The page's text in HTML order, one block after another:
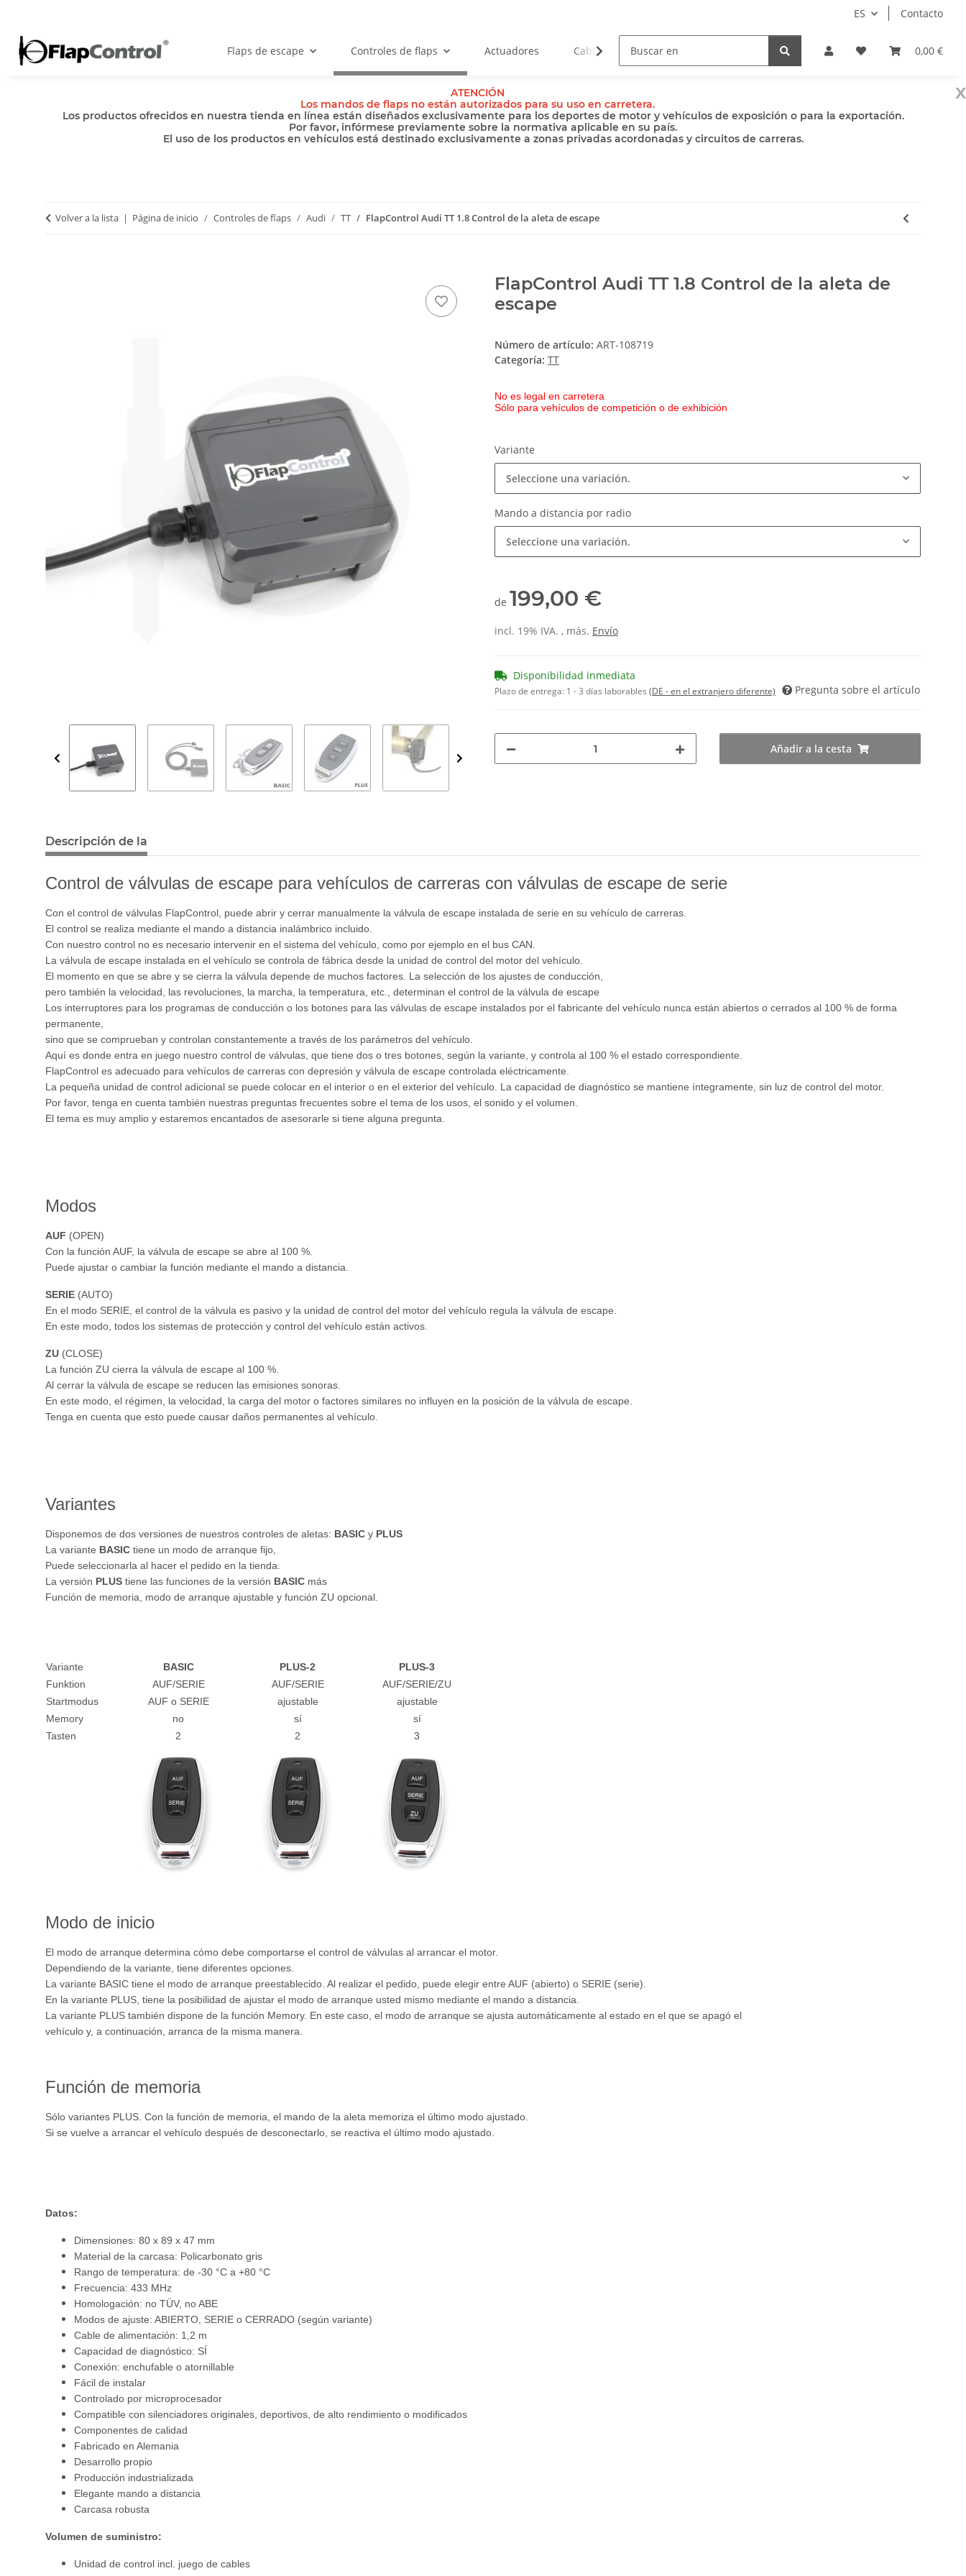
ES Contacto
0,00 €
Flaps de escape Controles de flaps Actuadores Cables Bombas
x
ATENCIÓN
Los mandos de flaps no están autorizados para su uso en carretera.
Los productos ofrecidos en nuestra tienda en línea están diseñados exclusivamente para los deportes de motor y vehículos de exposición o para la exportación.
Por favor, infórmese previamente sobre la normativa aplicable en su país.
El uso de los productos en vehículos está destinado exclusivamente a zonas privadas acordonadas y circuitos de carreras.
Volver a la lista Página de inicio Controles de flaps Audi TT FlapControl Audi TT 1.8 Control de la aleta de escape
FlapControl Audi TT 1.8 Control de la aleta de
escape
Número de artículo: ART-108719
Categoría: TT
No es legal en carretera
Sólo para vehículos de competición o de exhibición
Variante
Seleccione una variación.
Mando a distancia por radio
Seleccione una variación.
de 199,00 €
incl. 19% IVA. , más. Envío
Disponibilidad inmediata
Plazo de entrega: 1 - 3 días laborables (DE - en el extranjero diferente) Pregunta sobre el artículo
Añadir a la cesta
Descripción de la
Control de válvulas de escape para vehículos de carreras con válvulas de escape de serie
Con el control de válvulas FlapControl, puede abrir y cerrar manualmente la válvula de escape instalada de serie en su vehículo de carreras.
El control se realiza mediante el mando a distancia inalámbrico incluido.
Con nuestro control no es necesario intervenir en el sistema del vehículo, como por ejemplo en el bus CAN.
La válvula de escape instalada en el vehículo se controla de fábrica desde la unidad de control del motor del vehículo.
El momento en que se abre y se cierra la válvula depende de muchos factores. La selección de los ajustes de conducción,
pero también la velocidad, las revoluciones, la marcha, la temperatura, etc., determinan el control de la válvula de escape
Los interruptores para los programas de conducción o los botones para las válvulas de escape instalados por el fabricante del vehículo nunca están abiertos o cerrados al 100 % de forma
permanente,
sino que se comprueban y controlan constantemente a través de los parámetros del vehículo.
Aquí es donde entra en juego nuestro control de válvulas, que tiene dos o tres botones, según la variante, y controla al 100 % el estado correspondiente.
FlapControl es adecuado para vehículos de carreras con depresión y válvula de escape controlada eléctricamente.
La pequeña unidad de control adicional se puede colocar en el interior o en el exterior del vehículo. La capacidad de diagnóstico se mantiene íntegramente, sin luz de control del motor.
Por favor, tenga en cuenta también nuestras preguntas frecuentes sobre el tema de los usos, el sonido y el volumen.
El tema es muy amplio y estaremos encantados de asesorarle si tiene alguna pregunta.
Modos
AUF (OPEN)
Con la función AUF, la válvula de escape se abre al 100 %.
Puede ajustar o cambiar la función mediante el mando a distancia.
SERIE (AUTO)
En el modo SERIE, el control de la válvula es pasivo y la unidad de control del motor del vehículo regula la válvula de escape.
En este modo, todos los sistemas de protección y control del vehículo están activos.
ZU (CLOSE)
La función ZU cierra la válvula de escape al 100 %.
Al cerrar la válvula de escape se reducen las emisiones sonoras.
En este modo, el régimen, la velocidad, la carga del motor o factores similares no influyen en la posición de la válvula de escape.
Tenga en cuenta que esto puede causar daños permanentes al vehículo.
Variantes
Disponemos de dos versiones de nuestros controles de aletas: BASIC y PLUS
La variante BASIC tiene un modo de arranque fijo,
Puede seleccionarla al hacer el pedido en la tienda.
La versión PLUS tiene las funciones de la versión BASIC más
Función de memoria, modo de arranque ajustable y función ZU opcional.
Variante BASIC PLUS-2
PLUS-3
Funktion
AUF/SERIE AUF/SERIE
AUF/SERIE/ZU
Startmodus
AUF o SERIE ajustable
ajustable
Memory
no sí
sí
Tasten
2 2 3
Modo de inicio
El modo de arranque determina cómo debe comportarse el control de válvulas al arrancar el motor.
Dependiendo de la variante, tiene diferentes opciones.
La variante BASIC tiene el modo de arranque preestablecido. Al realizar el pedido, puede elegir entre AUF (abierto) o SERIE (serie).
En la variante PLUS, tiene la posibilidad de ajustar el modo de arranque usted mismo mediante el mando a distancia.
La variante PLUS también dispone de la función Memory. En este caso, el modo de arranque se ajusta automáticamente al estado en el que se apagó el
vehículo y, a continuación, arranca de la misma manera.
Función de memoria
Sólo variantes PLUS. Con la función de memoria, el mando de la aleta memoriza el último modo ajustado.
Si se vuelve a arrancar el vehículo después de desconectarlo, se reactiva el último modo ajustado.
Datos:
Dimensiones: 80 x 89 x 47 mm
Material de la carcasa: Policarbonato gris
Rango de temperatura: de -30 °C a +80 °C
Frecuencia: 433 MHz
Homologación: no TÜV, no ABE
Modos de ajuste: ABIERTO, SERIE o CERRADO (según variante)
Cable de alimentación: 1,2 m
Capacidad de diagnóstico: SÍ
Conexión: enchufable o atornillable
Fácil de instalar
Controlado por microprocesador
Compatible con silenciadores originales, deportivos, de alto rendimiento o modificados
Componentes de calidad
Fabricado en Alemania
Desarrollo propio
Producción industrializada
Elegante mando a distancia
Carcasa robusta
Volumen de suministro:
Unidad de control incl. juego de cables